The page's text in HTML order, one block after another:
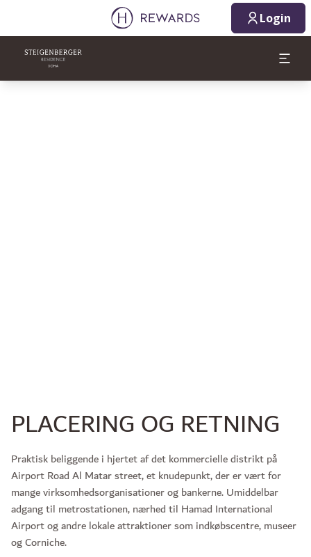
Login
PLACERING OG RETNING
Praktisk beliggende i hjertet af det kommercielle distrikt på
Airport Road Al Matar street, et knudepunkt, der er vært for
mange virksomhedsorganisationer og bankerne. Umiddelbar
adgang til metrostationen, nærhed til Hamad International
Airport og andre lokale attraktioner som indkøbscentre, museer
og Corniche.